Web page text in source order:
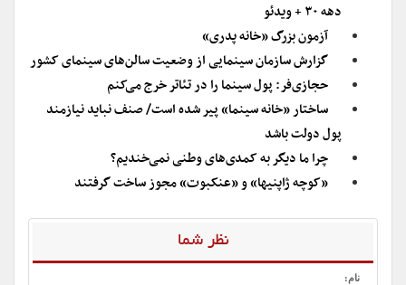
دهه ۳۰ + ویدئو
آزمون بزرگ «خانه پدری»
گزارش سازمان سینمایی از وضعیت سالن‌های سینمای کشور
حجازی‌فر: پول سینما را در تئاتر خرج می‌کنم
ساختار «خانه سینما» پیر شده است/ صنف نباید نیازمند
پول دولت باشد
چرا ما دیگر به کمدی‌‌های وطنی نمی‌خندیم؟
«کوچه ژاپنی‎ها» و «عنکبوت» مجوز ساخت گرفتند
نظر شما
نام: